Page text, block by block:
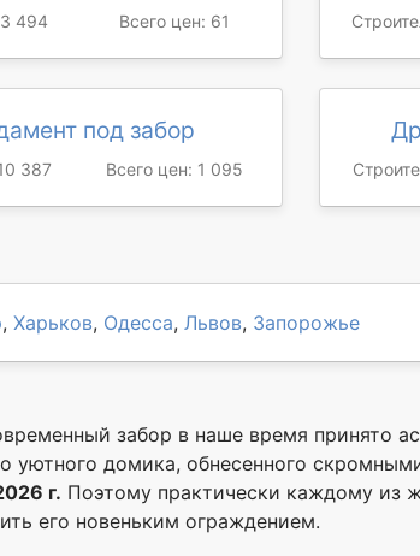
494 Всего цен: 61
под забор
387 Всего цен: 1 095
, Харьков, Одесса, Львов, Запорожье
забор в наше время принято
уютного домика, обнесенного
г. Поэтому практически каждому из
его новеньким ограждением.